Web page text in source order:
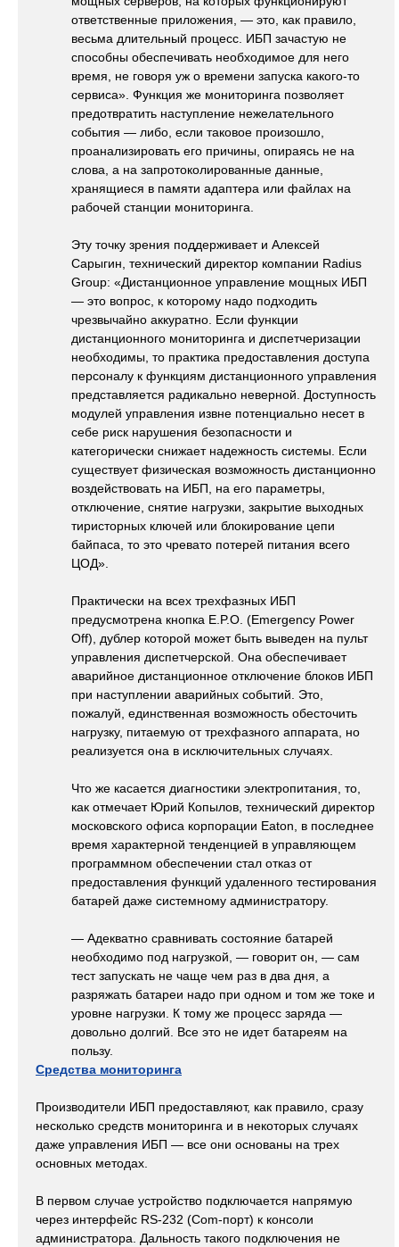
ответственные приложения, — это, как правило,
весьма длительный процесс. ИБП зачастую не
способны обеспечивать необходимое для него
время, не говоря уж о времени запуска какого-то
сервиса». Функция же мониторинга позволяет
предотвратить наступление нежелательного
события — либо, если таковое произошло,
проанализировать его причины, опираясь не на
слова, а на запротоколированные данные,
хранящиеся в памяти адаптера или файлах на
рабочей станции мониторинга.
Эту точку зрения поддерживает и Алексей
Сарыгин, технический директор компании Radius
Group: «Дистанционное управление мощных ИБП
— это вопрос, к которому надо подходить
чрезвычайно аккуратно. Если функции
дистанционного мониторинга и диспетчеризации
необходимы, то практика предоставления доступа
персоналу к функциям дистанционного управления
представляется радикально неверной. Доступность
модулей управления извне потенциально несет в
себе риск нарушения безопасности и
категорически снижает надежность системы. Если
существует физическая возможность дистанционно
воздействовать на ИБП, на его параметры,
отключение, снятие нагрузки, закрытие выходных
тиристорных ключей или блокирование цепи
байпаса, то это чревато потерей питания всего
ЦОД».
Практически на всех трехфазных ИБП
предусмотрена кнопка E.P.O. (Emergency Power
Off), дублер которой может быть выведен на пульт
управления диспетчерской. Она обеспечивает
аварийное дистанционное отключение блоков ИБП
при наступлении аварийных событий. Это,
пожалуй, единственная возможность обесточить
нагрузку, питаемую от трехфазного аппарата, но
реализуется она в исключительных случаях.
Что же касается диагностики электропитания, то,
как отмечает Юрий Копылов, технический директор
московского офиса корпорации Eaton, в последнее
время характерной тенденцией в управляющем
программном обеспечении стал отказ от
предоставления функций удаленного тестирования
батарей даже системному администратору.
— Адекватно сравнивать состояние батарей
необходимо под нагрузкой, — говорит он, — сам
тест запускать не чаще чем раз в два дня, а
разряжать батареи надо при одном и том же токе и
уровне нагрузки. К тому же процесс заряда —
довольно долгий. Все это не идет батареям на
пользу.
Средства мониторинга
Производители ИБП предоставляют, как правило, сразу
несколько средств мониторинга и в некоторых случаях
даже управления ИБП — все они основаны на трех
основных методах.
В первом случае устройство подключается напрямую
через интерфейс RS-232 (Com-порт) к консоли
администратора. Дальность такого подключения не